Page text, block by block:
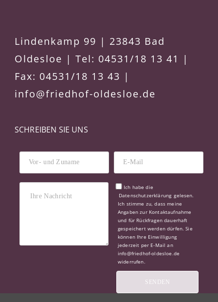
Lindenkamp 99 | 23843 Bad
Oldesloe | Tel: 04531/18 13 41 |
Fax: 04531/18 13 43 |
info@friedhof-oldesloe.de
SCHREIBEN SIE UNS
Ich habe die
Datenschutzerklärung gelesen.
Ich stimme zu, dass meine
Angaben zur Kontaktaufnahme
und für Rückfragen dauerhaft
gespeichert werden dürfen. Sie
können Ihre Einwilligung
jederzeit per E-Mail an
info@friedhof-oldesloe.de
widerrufen.